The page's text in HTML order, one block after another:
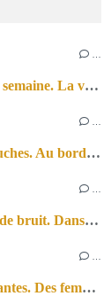
8 soirs par semaine. La vie d’artiste en tournée. Ses joies et ses galères.
Par les bouches. Au bord des lèvres et sur le bout des langues.
Sans faire de bruit. Dans le microcosme du quotidien, l’exploration théâtrale de la perception sonore.
Les Résistantes. Des femmes dans la guerre. Aussi.